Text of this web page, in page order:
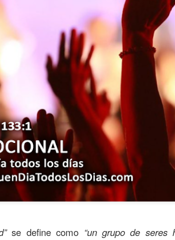
se define como “un grupo de seres
que el común de las personas
mirando y actuando solamente para ellas
a los demás.
por la necesidad ajena se fuera
una brecha que separa a unos de
de la ley”, quien lo cuestiona